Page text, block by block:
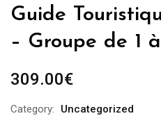
Guide
– Groupe de 1
309.00€
Category:
Uncategorized